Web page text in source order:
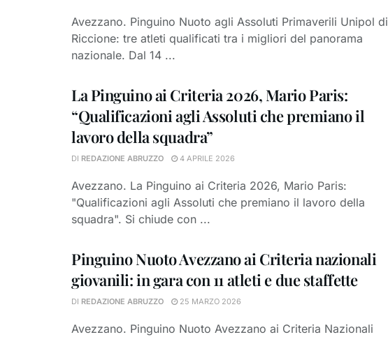
Avezzano. Pinguino Nuoto agli Assoluti Primaverili Unipol di
Riccione: tre atleti qualificati tra i migliori del panorama
nazionale. Dal 14 ...
La Pinguino ai Criteria 2026, Mario Paris:
“Qualificazioni agli Assoluti che premiano il
lavoro della squadra”
DI REDAZIONE ABRUZZO 4 APRILE 2026
Avezzano. La Pinguino ai Criteria 2026, Mario Paris:
"Qualificazioni agli Assoluti che premiano il lavoro della
squadra". Si chiude con ...
Pinguino Nuoto Avezzano ai Criteria nazionali
giovanili: in gara con 11 atleti e due staffette
DI REDAZIONE ABRUZZO 25 MARZO 2026
Avezzano. Pinguino Nuoto Avezzano ai Criteria Nazionali